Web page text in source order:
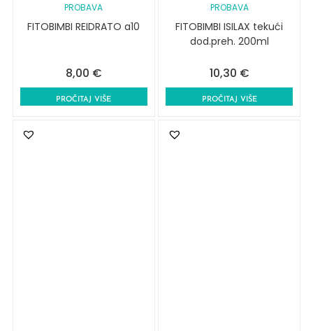
PROBAVA
FITOBIMBI REIDRATO a10
8,00 €
PROČITAJ VIŠE
PROBAVA
FITOBIMBI ISILAX tekući
dod.preh. 200ml
10,30 €
PROČITAJ VIŠE